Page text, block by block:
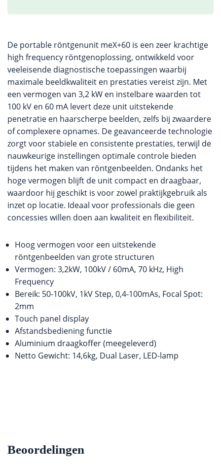
De portable röntgenunit meX+60 is een zeer krachtige
high frequency röntgenoplossing, ontwikkeld voor
veeleisende diagnostische toepassingen waarbij
maximale beeldkwaliteit en prestaties vereist zijn. Met
een vermogen van 3,2 kW en instelbare waarden tot
100 kV en 60 mA levert deze unit uitstekende
penetratie en haarscherpe beelden, zelfs bij zwaardere
of complexere opnames. De geavanceerde technologie
zorgt voor stabiele en consistente prestaties, terwijl de
nauwkeurige instellingen optimale controle bieden
tijdens het maken van röntgenbeelden. Ondanks het
hoge vermogen blijft de unit compact en draagbaar,
waardoor hij geschikt is voor zowel praktijkgebruik als
inzet op locatie. Ideaal voor professionals die geen
concessies willen doen aan kwaliteit en flexibiliteit.
Hoog vermogen voor een uitstekende
röntgenbeelden van grote structuren
Vermogen: 3,2kW, 100kV / 60mA, 70 kHz, High
Frequency
Bereik: 50-100kV, 1kV Step, 0,4-100mAs, Focal Spot:
2mm
Touch panel display
Afstandsbediening functie
Aluminium draagkoffer (meegeleverd)
Netto Gewicht: 14,6kg, Dual Laser, LED-lamp
Beoordelingen